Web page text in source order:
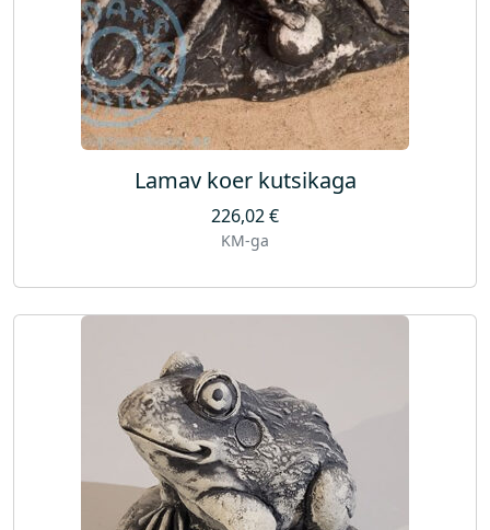
Lamav koer kutsikaga
226,02€
KM-ga